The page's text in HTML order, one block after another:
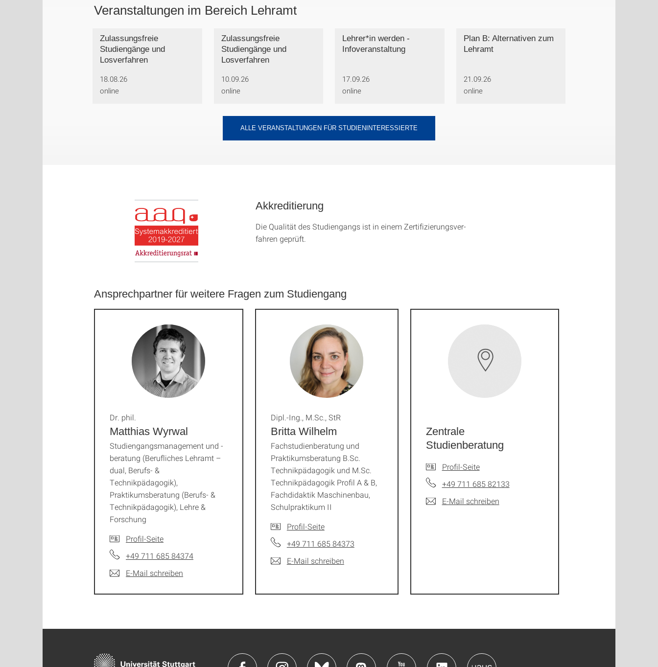
Veranstaltungen im Bereich Lehramt
Zulassungsfreie
Studiengänge und
Losverfahren
18.08.26
online
Zulassungsfreie
Studiengänge und
Losverfahren
10.09.26
online
Lehrer*in werden -
Infoveranstaltung
17.09.26
online
Plan B: Alternativen zum
Lehramt
21.09.26
online
ALLE VERANSTALTUNGEN FÜR STUDIENINTERESSIERTE
Akkreditierung
Die Qualität des Studien­gangs ist in einem Zer­ti­fizier­ungs­ver­
fahren geprüft.
Ansprechpartner für weitere Fragen zum Studiengang
Matthias Wyrwal
Dr. phil.
Studiengangsmanagement und -
beratung (Berufliches Lehramt –
dual, Berufs- &
Technikpädagogik),
Praktikumsberatung (Berufs- &
Technikpädagogik), Lehre &
Forschung
Profil-Seite
+49 711 685 84374
E-Mail schreiben
Britta Wilhelm
Dipl.-Ing., M.Sc., StR
Fachstudienberatung und
Praktikumsberatung B.Sc.
Technikpädagogik und M.Sc.
Technikpädagogik Profil A & B,
Fachdidaktik Maschinenbau,
Schulpraktikum II
Profil-Seite
+49 711 685 84373
E-Mail schreiben
Zentrale
Studienberatung
Profil-Seite
+49 711 685 82133
E-Mail schreiben